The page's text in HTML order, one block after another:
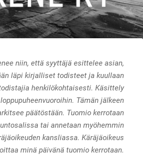
niin, että syyttäjä esittelee asian,
läpi kirjalliset todisteet ja kuullaan
henkilökohtaisesti. Käsittely
Tämän jälkeen
päätöstään. Tuomio kerrotaan
tai annetaan myöhemmin
kansliassa. Käräjäoikeus
minä päivänä tuomio kerrotaan.